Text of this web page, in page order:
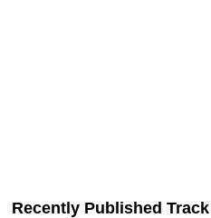
Recently Published